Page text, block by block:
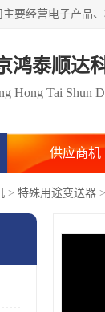
鸿泰顺达
Hong Tai Shun
供应商机
> 特殊用途变送器